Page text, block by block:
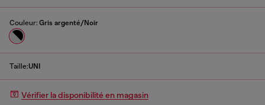
Couleur: Gris argenté/Noir
Taille:UNI
Vérifier la disponibilité en magasin